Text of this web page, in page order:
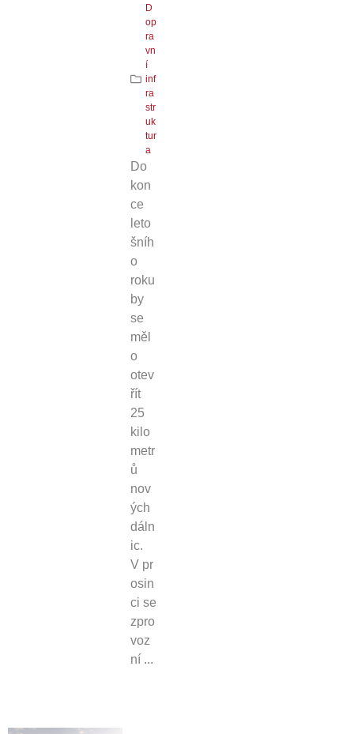
D
op
ra
vn
í
inf
ra
str
uk
tur
a
Do
kon
ce
leto
šníh
o
roku
by
se
měl
o
otev
řít
25
kilo
metr
ů
nov
ých
dáln
ic.
V pr
osin
ci se
zpro
voz
ní ...